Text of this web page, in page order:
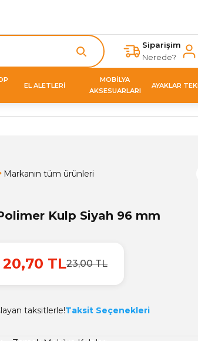
Siparişim
Nerede?
EL ALETLERİ
MOBİLYA
AKSESUARLARI
AYAKLAR
Markanın tüm ürünleri
Kulp Siyah 96 mm
20,70 TL23,00 TL
taksitlerle!Taksit Seçenekleri